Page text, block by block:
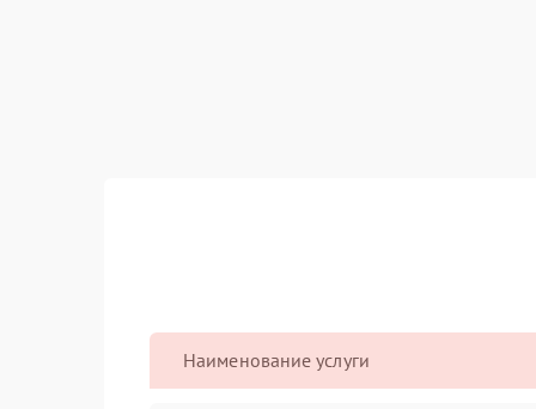
Наименование услуги